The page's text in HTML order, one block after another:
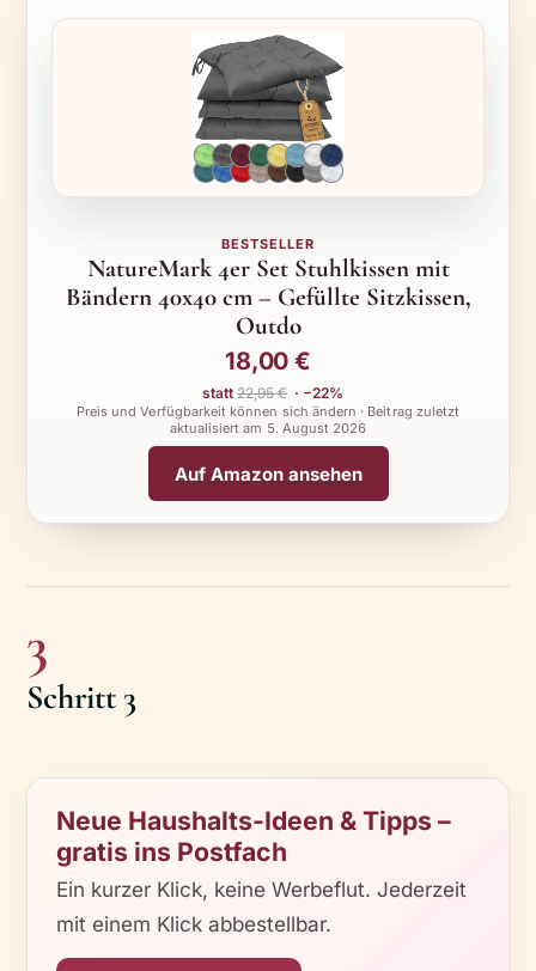
BESTSELLER
NatureMark 4er Set Stuhlkissen mit
Bändern 40x40 cm – Gefüllte Sitzkissen,
Outdo
18,00 €
statt 22,95 € · −22%
Preis und Verfügbarkeit können sich ändern · Beitrag zuletzt
aktualisiert am 5. August 2026
Auf Amazon ansehen
3
Schritt 3
Neue Haushalts-Ideen & Tipps –
gratis ins Postfach
Ein kurzer Klick, keine Werbeflut. Jederzeit
mit einem Klick abbestellbar.